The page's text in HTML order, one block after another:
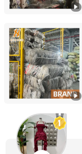
Guangzhou Hissen
Guangdong, China